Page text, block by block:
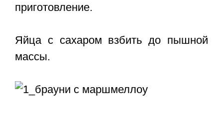
приготовление.
Яйца с сахаром взбить до пышной
массы.